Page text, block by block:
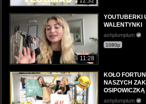
11:28
YOUTUBERKI
WALENTYNKI
ashplumplum
1080p
KOŁO
NASZYCH
OSIPOWICZKĄ
ashplumplum